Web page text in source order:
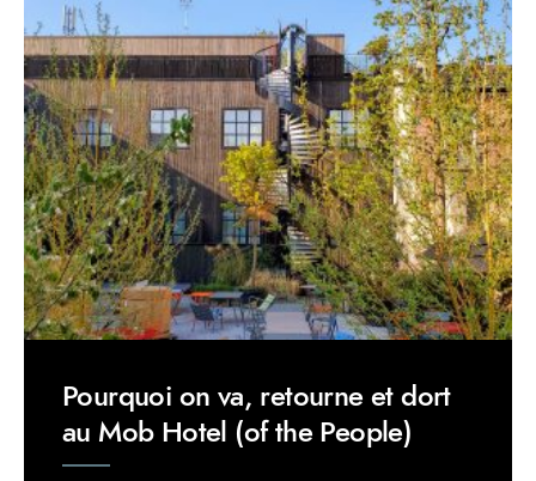
Pourquoi on va, retourne et dort
au Mob Hotel (of the People)